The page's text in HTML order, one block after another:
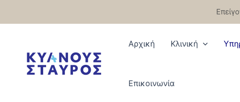
Αρχική Κλινική
Eπικοινωνία